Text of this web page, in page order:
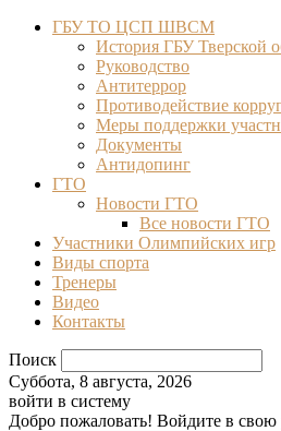
ГБУ ТО ЦСП ШВСМ
История ГБУ
Руководство
Антитеррор
Противодействие
Меры поддержки
Документы
Антидопинг
ГТО
Новости ГТО
Все новости ГТО
Участники Олимпийских игр
Виды спорта
Тренеры
Видео
Контакты
Поиск
Суббота, 8 августа, 2026
войти в систему
Добро пожаловать! Войдите в свою